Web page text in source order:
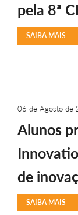
pela 8ª
SAIBA MAIS
06 de Agosto de
Alunos
de
SAIBA MAIS